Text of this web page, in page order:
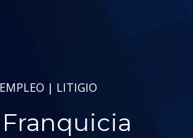
| LITIGIO